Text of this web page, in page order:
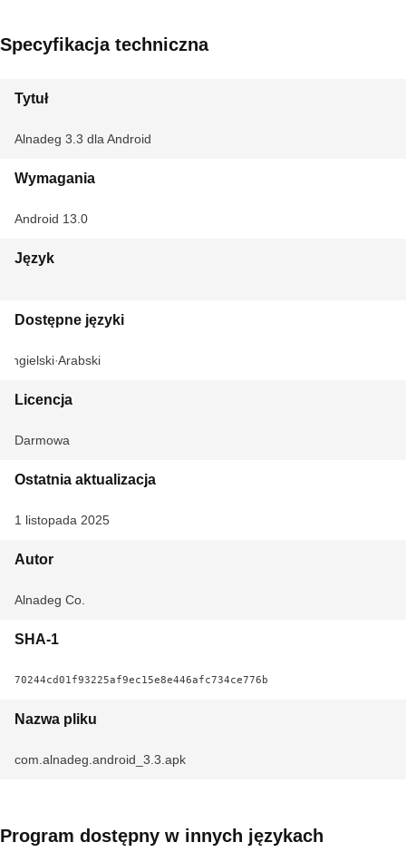
Specyfikacja techniczna
Tytuł
Alnadeg 3.3 dla Android
Wymagania
Android 13.0
Język
Dostępne języki
Angielski Arabski
Licencja
Darmowa
Ostatnia aktualizacja
1 listopada 2025
Autor
Alnadeg Co.
SHA-1
70244cd01f93225af9ec15e8e446afc734ce776b
Nazwa pliku
com.alnadeg.android_3.3.apk
Program dostępny w innych językach